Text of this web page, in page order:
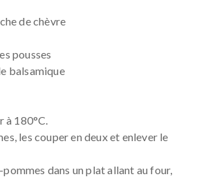
de chèvre
pousses
balsamique
à 180°C.
les couper en deux et enlever le
dans un plat allant au four,